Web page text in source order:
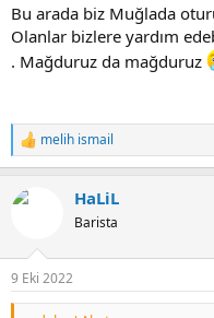
Bu arada biz Muğlada
Olanlar bizlere yardım
. Mağduruz da mağduruz
T
e
k
melih ismail
HaLiL
Barista
9 Eki 2022